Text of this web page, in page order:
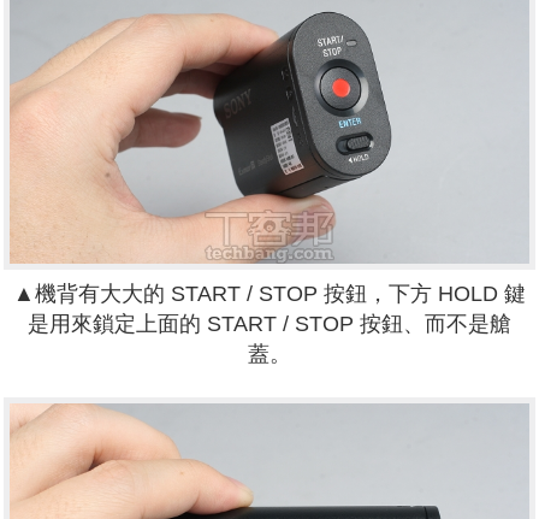
▲機背有大大的 START / STOP 按鈕，下方 HOLD 鍵
是用來鎖定上面的 START / STOP 按鈕、而不是艙
蓋。